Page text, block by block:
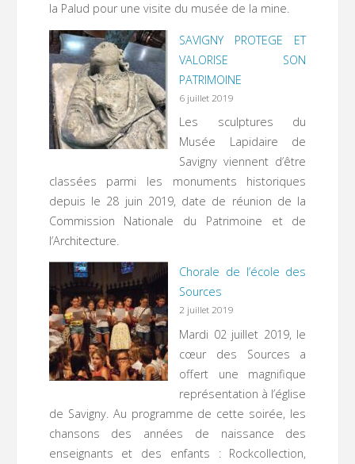
la Palud pour une visite du musée de la mine.
SAVIGNY PROTEGE ET
VALORISE SON
PATRIMOINE
6 juillet 2019
Les sculptures du
Musée Lapidaire de
Savigny viennent d’être
classées parmi les monuments historiques
depuis le 28 juin 2019, date de réunion de la
Commission Nationale du Patrimoine et de
l’Architecture.
Chorale de l’école des
Sources
2 juillet 2019
Mardi 02 juillet 2019, le
cœur des Sources a
offert une magnifique
représentation à l’église
de Savigny. Au programme de cette soirée, les
chansons des années de naissance des
enseignants et des enfants : Rockcollection,